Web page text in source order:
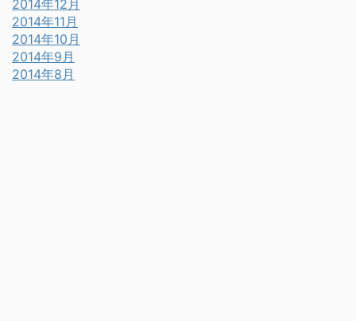
2014年12月
2014年11月
2014年10月
2014年9月
2014年8月